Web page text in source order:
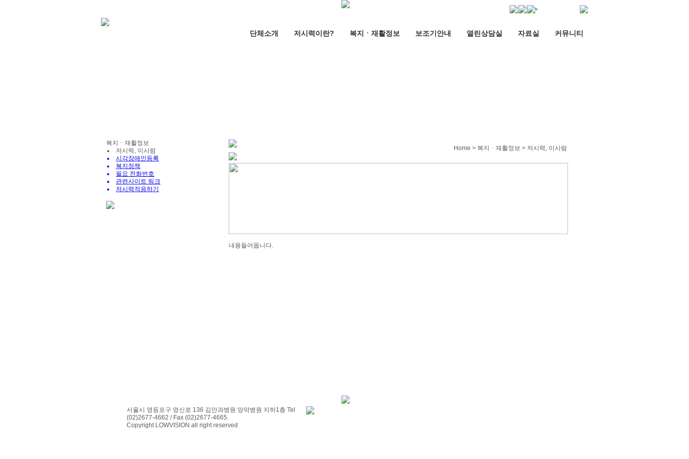
단체소개 저시력이란? 복지ㆍ재활정보 보조기안내 열린상담실 자료실 커뮤니티
복지ㆍ재활정보
저시력, 이사람
시각장애인등록
복지정책
필요 전화번호
관련사이트 링크
저시력적응하기
Home > 복지ㆍ재활정보 > 저시력, 이사람
내용들어옵니다.
서울시 영등포구 영신로 136 김안과병원 망막병원 지하1층 Tel
(02)2677-4662 / Fax (02)2677-4665.
Copyright LOWVISION all right reserved